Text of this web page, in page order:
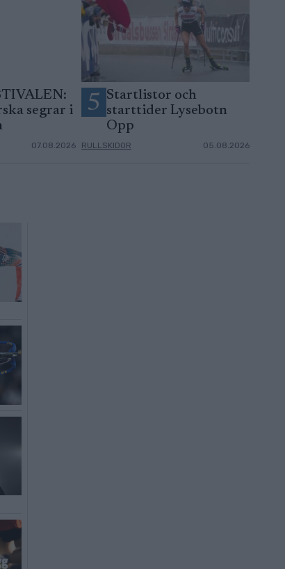
segrar i
07.08.2026
5 Startlistor och
starttider Lysebotn
Opp
RULLSKIDOR 05.08.2026